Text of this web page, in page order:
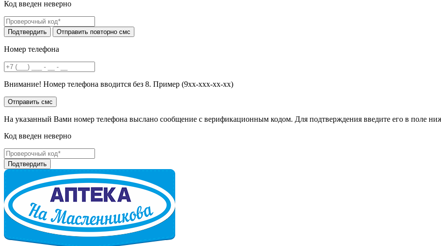
Код введен неверно
Номер телефона
Внимание! Номер телефона вводится без 8. Пример (9хх-ххх-хх-хх)
На указанный Вами номер телефона выслано сообщение с верификационным кодом. Для подтверждения введите его в поле
Код введен неверно